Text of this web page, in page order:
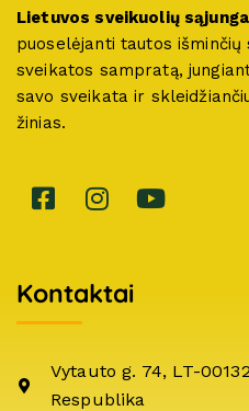
Lietuvos sveikuolių sąjunga
puoselėjanti tautos
sveikatos sampratą,
savo sveikata ir
žinias.
Kontaktai
Vytauto g. 74, LT-
Respublika